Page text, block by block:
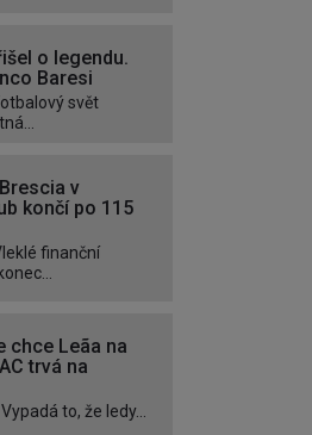
o legendu.
Baresi
svět
v
končí po 115
finanční
chce Leãa na
trvá na
Vypadá to, že ledy...